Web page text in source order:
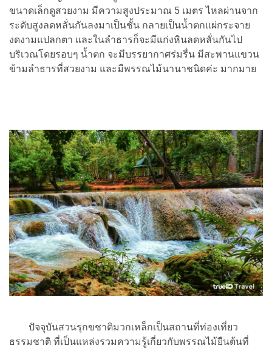
ขนาดเล็กดูสวยงาม มีความสูงประมาณ 5 เมตร ไหลผ่านจาก
ระดับสูงลดหลั่นกันลงมาเป็นชั้น กลายเป็นน้ำตกแผ่กระจาย
งดงามแปลกตา และในลำธารก็จะมีแก่งหินลดหลั่นกันไป
บริเวณโดยรอบๆ น้ำตก จะมีบรรยากาศร่มรื่น มีสะพานแขวน
ข้ามลำธารที่สวยงาม และมีพรรณไม้นานาชนิดค่ะ มากมาย
ปัจจุบันสวนรุกขชาติมวกเหล็กเป็นสถานที่ท่องเที่ยว
ธรรมชาติ ที่เป็นแหล่งรวมความรู้เกี่ยวกับพรรณไม้ยืนต้นที่